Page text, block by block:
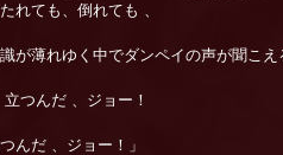
れても、倒れても 、
が薄れゆく中でダンペイの声が聞こえ
立つんだ 、ジョー！
んだ 、ジョー！」